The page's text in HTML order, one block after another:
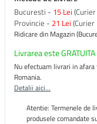
Bucuresti - 15 Lei
Provincie - 21 Lei (Curier
Ridicare din Magazin
Livrarea este
Nu efectuam livrari in
Romania.
Detalii aici...
Atentie: Termenele de
produsele comandate